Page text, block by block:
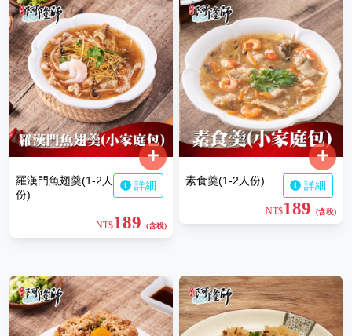
詳細
羅漢門魚翅羹(1-2人
份)
NT$189 (含稅)
詳細
素食羹(1-2人份)
NT$189(含稅)